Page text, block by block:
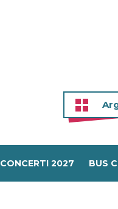
CONCERTI 2027 BUS